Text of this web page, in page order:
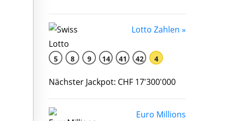
Lotto Zahlen »
5 8 9 14 41 42 4
Nächster Jackpot: CHF 17'300'000
Euro Millions